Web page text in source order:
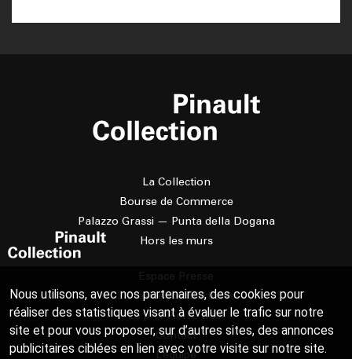
La Collection
Bourse de Commerce
Palazzo Grassi — Punta della Dogana
Hors les murs
Espace Presse
La résidence d'artistes
Le prix Pierre Daix
Contact
L’équipe
Nous utilisons, avec nos partenaires, des cookies pour
réaliser des statistiques visant à évaluer le trafic sur notre
site et pour vous proposer, sur d’autres sites, des annonces
publicitaires ciblées en lien avec votre visite sur notre site.